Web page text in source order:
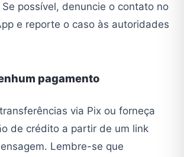
possível, denuncie o contato no
e reporte o caso às autoridades
pagamento
via Pix ou forneça
de crédito a partir de um link
Lembre-se que